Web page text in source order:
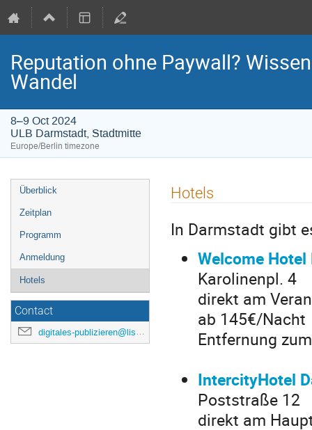
Reputation ohne Paywall?
Wandel
8–9 Oct 2024
ULB Darmstadt, Stadtmitte
Europe/Berlin timezone
Event
menu
Überblick
Zeitplan
Programm
Anmeldung
Hotels
Contact
digitales-publizieren@listserv.dfn.de
Hotels
In Darmstadt gibt
Welcome
Karolinenpl. 4
direkt am
ab 145€/Nacht
Entfernung
IntercityHotel
Poststraße 12
direkt am